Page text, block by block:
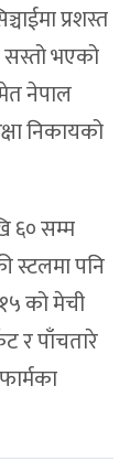
प्रशस्त
भएको
नेपाल
निकायको
६० सम्म
स्टलमा पनि
को मेची
र पाँचतारे